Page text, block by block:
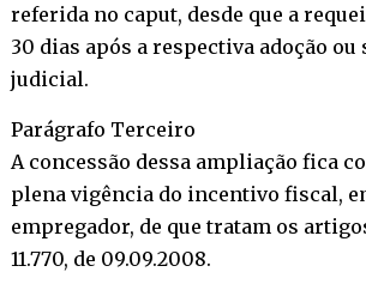
referida no caput, desde que a
30 dias após a respectiva adoção ou
judicial.
Parágrafo Terceiro
A concessão dessa ampliação fica
plena vigência do incentivo fiscal,
empregador, de que tratam os
11.770, de 09.09.2008.